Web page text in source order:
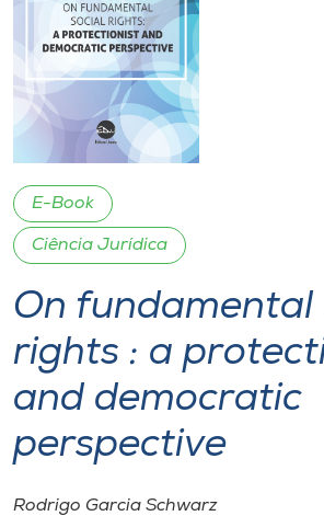
Internacionalização
I.nova
Cultura
CPA
Biblioteca
Editora
Rádio
E-Book
Ciência Jurídica
On fundamental
rights : a
and democratic
perspective
Rodrigo Garcia Schwarz